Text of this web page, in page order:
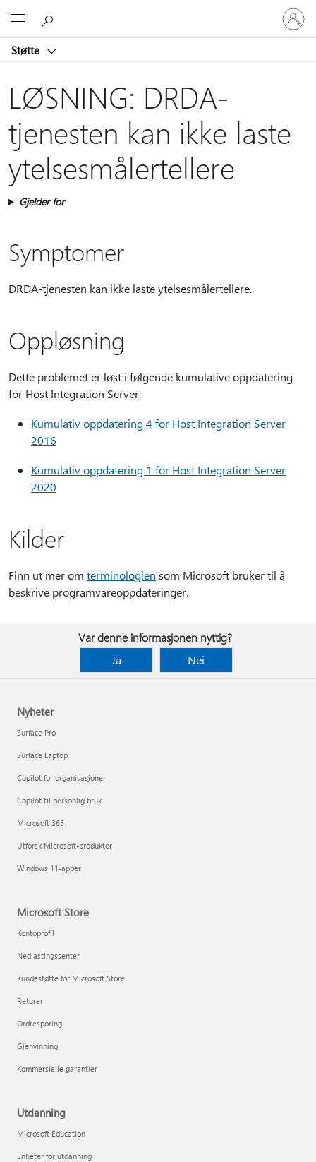
Støtte
Logg
på
kontoen
LØSNING: DRDA-
tjenesten kan ikke laste
ytelsesmålertellere
Gjelder for
Symptomer
DRDA-tjenesten kan ikke laste ytelsesmålertellere.
Oppløsning
Dette problemet er løst i følgende kumulative oppdatering
for Host Integration Server:
Kumulativ oppdatering 4 for Host Integration Server
2016
Kumulativ oppdatering 1 for Host Integration Server
2020
Kilder
Finn ut mer om terminologien som Microsoft bruker til å
beskrive programvareoppdateringer.
Var denne informasjonen nyttig?
Ja
Nei
Nyheter
Surface Pro
Surface Laptop
Copilot for organisasjoner
Copilot til personlig bruk
Microsoft 365
Utforsk Microsoft-produkter
Windows 11-apper
Microsoft Store
Kontoprofil
Nedlastingssenter
Kundestøtte for Microsoft Store
Returer
Ordresporing
Gjenvinning
Kommersielle garantier
Utdanning
Microsoft Education
Enheter for utdanning